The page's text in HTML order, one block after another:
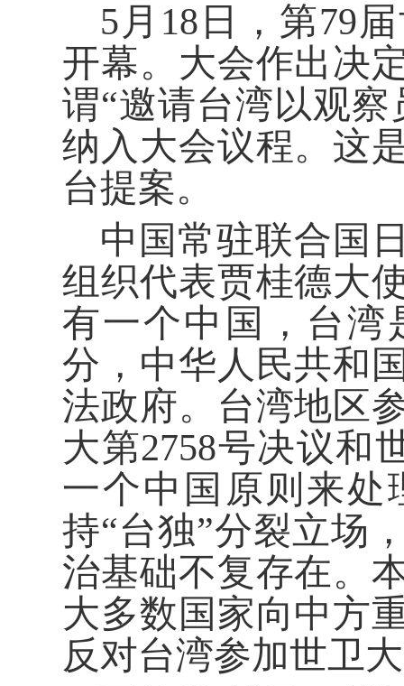
5月18日，第79
开幕。大会作出决
谓“邀请台湾以观
纳入大会议程。这
台提案。
中国常驻联合国
组织代表贾桂德大
有一个中国，台湾
分，中华人民共和
法政府。台湾地区
大第2758号决议和
一个中国原则来处
持“台独”分裂立场
治基础不复存在。
大多数国家向中方
反对台湾参加世卫